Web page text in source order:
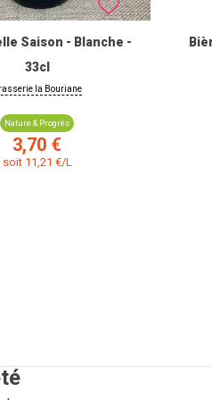
Saison - Blanche -
33cl
la Bouriane
Nature & Progrès
Prix
3,70 €
soit 11,21 €/L